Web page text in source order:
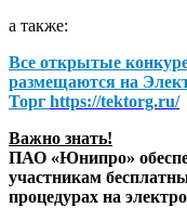
а также:
Все открытые
размещаются на
Торг https://tektorg.ru/
Важно знать!
ПАО «Юнипро»
участникам
процедурах на